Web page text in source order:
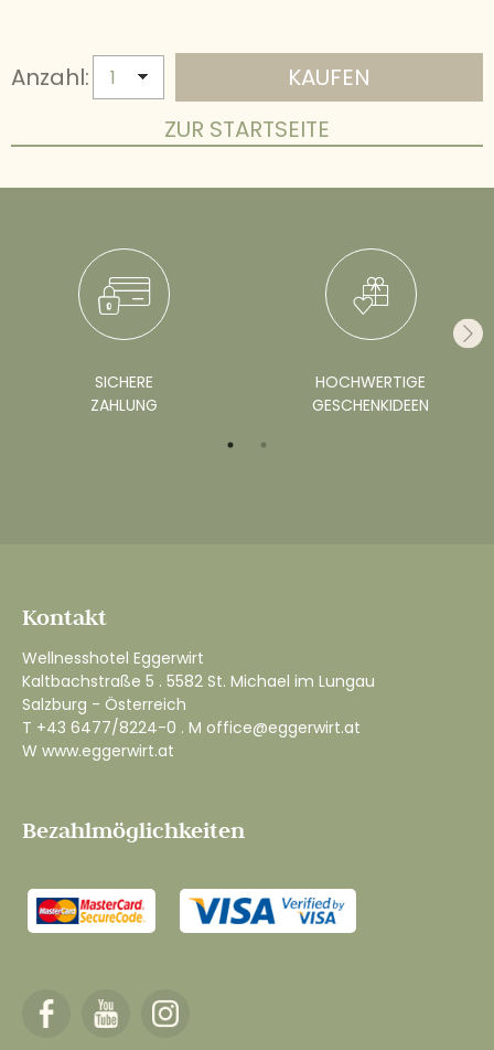
Anzahl:
ZUR STARTSEITE
SICHERE
ZAHLUNG
HOCHWERTIGE
GESCHENKIDEEN
Kontakt
Wellnesshotel Eggerwirt
Kaltbachstraße 5 . 5582 St. Michael im Lungau
Salzburg - Österreich
T +43 6477/8224-0 . M office@eggerwirt.at
W www.eggerwirt.at
Bezahlmöglichkeiten